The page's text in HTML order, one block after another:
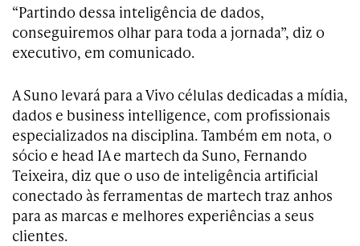
“Partindo dessa inteligência de dados,
conseguiremos olhar para toda a jornada”, diz o
executivo, em comunicado.
A Suno levará para a Vivo células dedicadas a mídia,
dados e business intelligence, com profissionais
especializados na disciplina. Também em nota, o
sócio e head IA e martech da Suno, Fernando
Teixeira, diz que o uso de inteligência artificial
conectado às ferramentas de martech traz anhos
para as marcas e melhores experiências a seus
clientes.